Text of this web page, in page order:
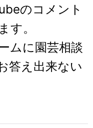
のコメント
す。
ムに園芸相談
答え出来ない